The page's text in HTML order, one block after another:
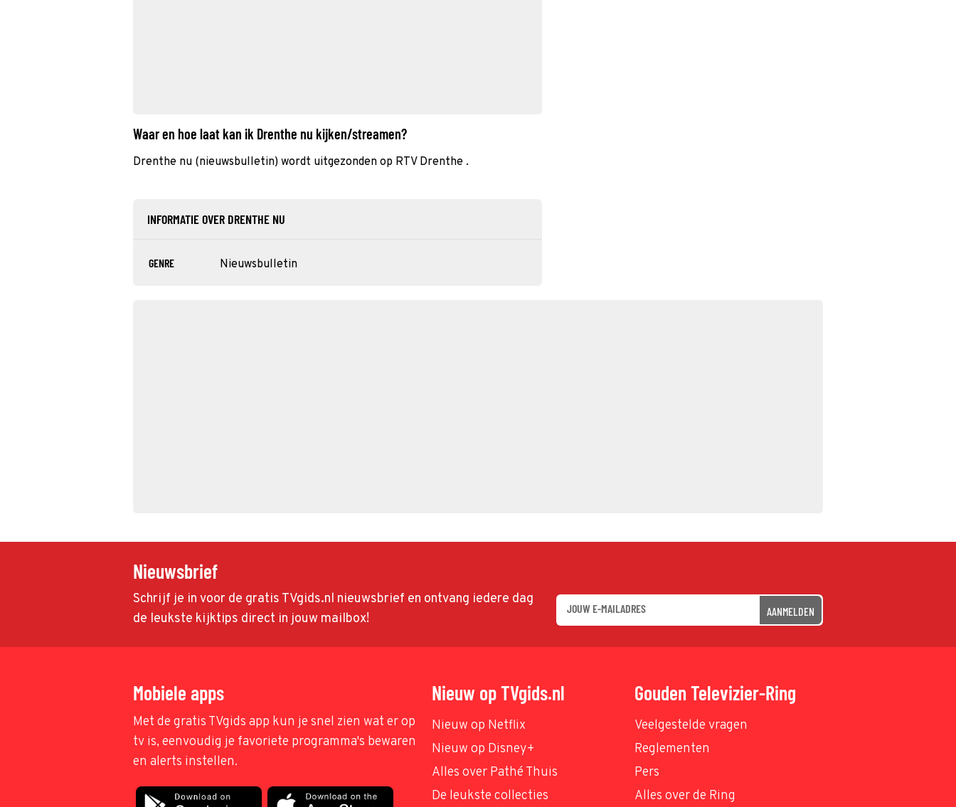
Waar en hoe laat kan ik Drenthe nu kijken/streamen?
Drenthe nu (nieuwsbulletin) wordt uitgezonden op RTV Drenthe .
INFORMATIE OVER DRENTHE NU
GENRE Nieuwsbulletin
Nieuwsbrief
Schrijf je in voor de gratis TVgids.nl nieuwsbrief en ontvang iedere dag
de leukste kijktips direct in jouw mailbox!
AANMELDEN
Mobiele apps
Met de gratis TVgids app kun je snel zien wat er op
tv is, eenvoudig je favoriete programma's bewaren
en alerts instellen.
Nieuw op TVgids.nl
Nieuw op Netflix
Nieuw op Disney+
Alles over Pathé Thuis
De leukste collecties
Gouden Televizier-Ring
Veelgestelde vragen
Reglementen
Pers
Alles over de Ring